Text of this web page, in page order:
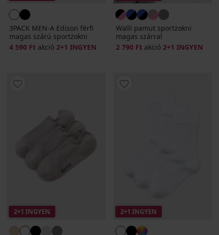
3PACK MEN-A Edison férfi
magas szárú sportzokni
4 590 Ft akció 2+1 INGYEN
Walli pamut sportzokni
magas szárral
2 790 Ft akció 2+1 INGYEN
2+1 INGYEN 2+1 INGYEN